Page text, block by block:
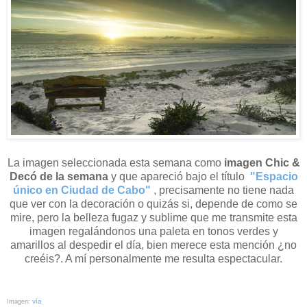
La imagen seleccionada esta semana como imagen Chic &
Decó de la semana y que apareció bajo el título "Espacio
único en Ciudad de Cabo" , precisamente no tiene nada
que ver con la decoración o quizás si, depende de como se
mire, pero la belleza fugaz y sublime que me transmite esta
imagen regalándonos una paleta en tonos verdes y
amarillos al despedir el día, bien merece esta mención ¿no
creéis?. A mí personalmente me resulta espectacular.
Imagen: vía